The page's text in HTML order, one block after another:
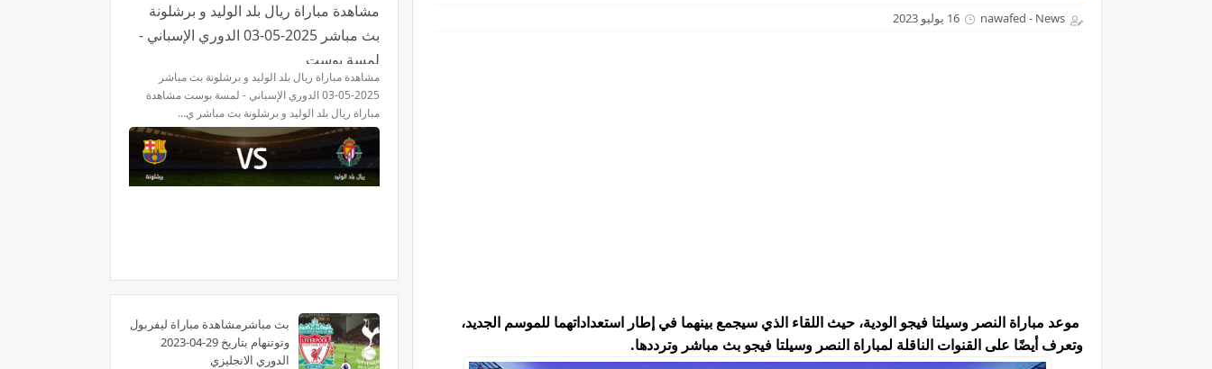
nawafed - News 16 يوليو 2023
موعد مباراة النصر وسيلتا فيجو الودية، حيث اللقاء الذي سيجمع بينهما في إطار استعداداتهما للموسم الجديد،
وتعرف أيضًا على القنوات الناقلة لمباراة النصر وسيلتا فيجو بث مباشر وترددها.
مشاهدة مباراة ريال بلد الوليد و برشلونة
بث مباشر 2025-05-03 الدوري الإسباني -
لمسة بوست
مشاهدة مباراة ريال بلد الوليد و برشلونة بث مباشر
2025-05-03 الدوري الإسباني - لمسة بوست مشاهدة
مباراة ريال بلد الوليد و برشلونة بث مباشر ي…
بث مباشرمشاهدة مباراة ليفربول
وتوتنهام بتاريخ 29-04-2023
الدوري الانجليزي